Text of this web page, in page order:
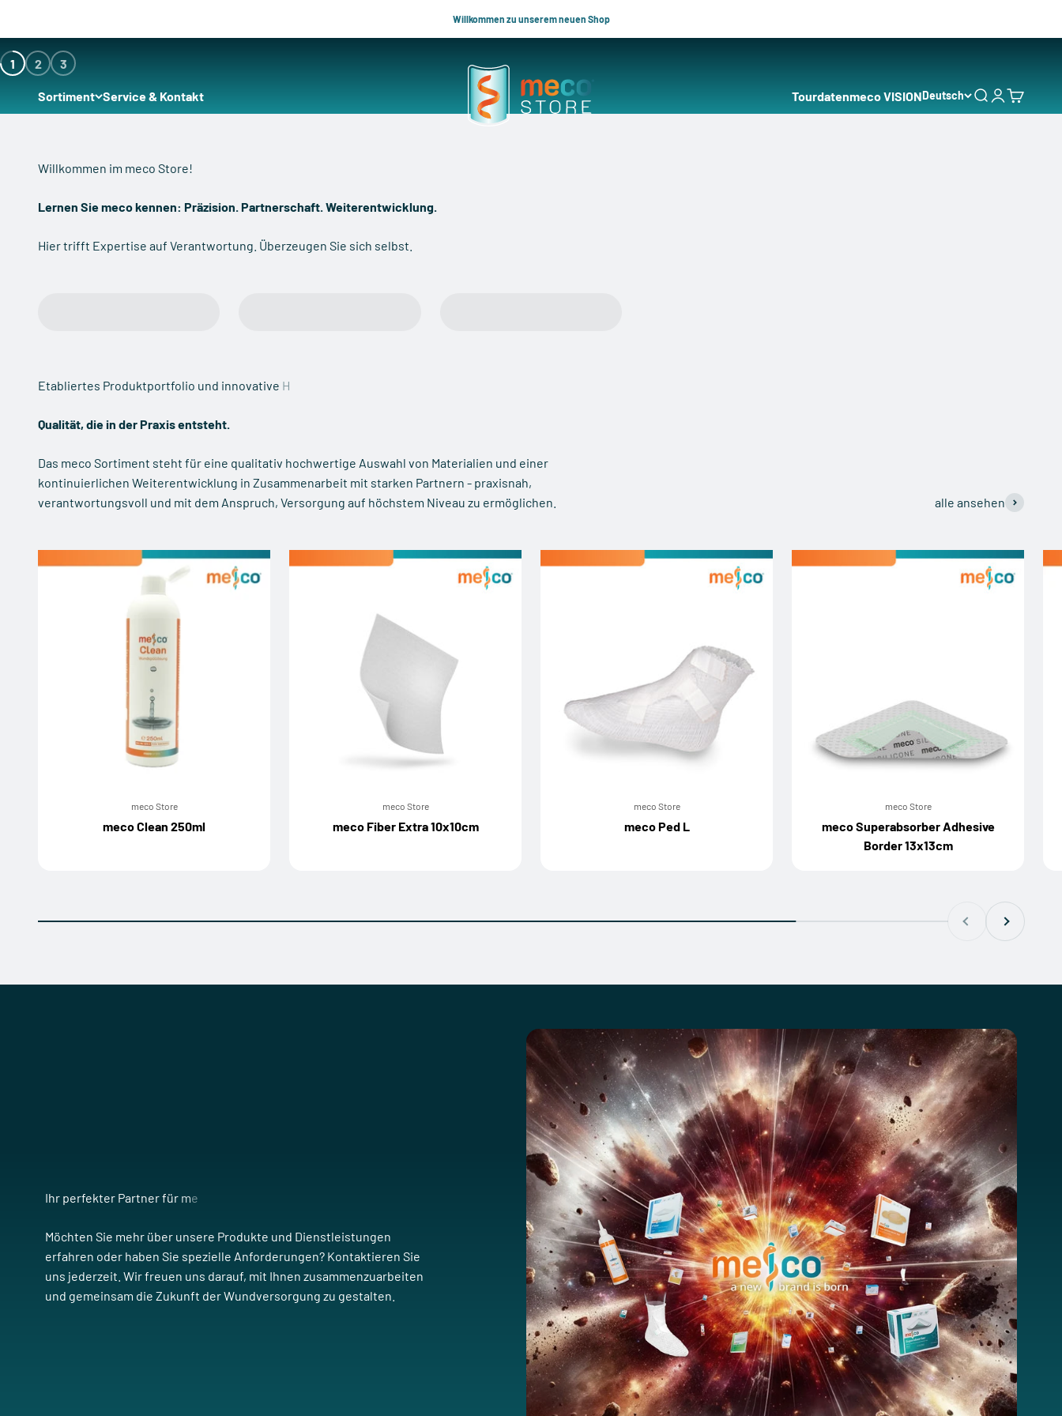
Willkommen zu unserem neuen Shop
Sortiment Service & Kontakt
meco Store
Tourdatenmeco VISIONDeutsch SucheAnmelden
1 2 3
Lernen Sie meco kennen: Präzision. Partnerschaft. Weiterentwicklung.
Hier trifft Expertise auf Verantwortung. Überzeugen Sie sich selbst.
Qualität, die in der Praxis entsteht.
Das meco Sortiment steht für eine qualitativ hochwertige Auswahl von Materialien und einer
kontinuierlichen Weiterentwicklung in Zusammenarbeit mit starken Partnern - praxisnah,
verantwortungsvoll und mit dem Anspruch, Versorgung auf höchstem Niveau zu ermöglichen.
alle ansehen
meco Store
meco Clean 250ml
meco Store
meco Fiber Extra 10x10cm
meco Store
meco Ped L
meco Store
meco Superabsorber Adhesive
Border 13x13cm
Vor
Möchten Sie mehr über unsere Produkte und Dienstleistungen
erfahren oder haben Sie spezielle Anforderungen? Kontaktieren Sie
uns jederzeit. Wir freuen uns darauf, mit Ihnen zusammenzuarbeiten
und gemeinsam die Zukunft der Wundversorgung zu gestalten.